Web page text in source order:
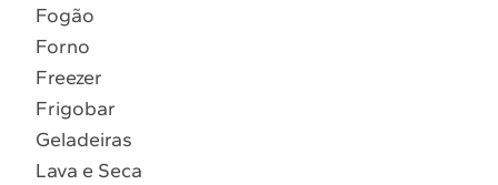
9º Lava Seca
Fogão
Forno
Freezer
Frigobar
Geladeiras
Lava e Seca